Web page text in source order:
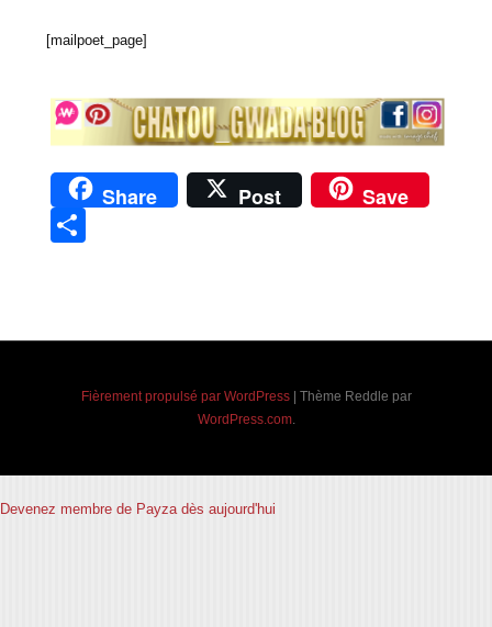
[mailpoet_page]
Share Post Save
Fièrement propulsé par WordPress
Thème Reddle par
WordPress.com.
Devenez membre de Payza dès aujourd'hui